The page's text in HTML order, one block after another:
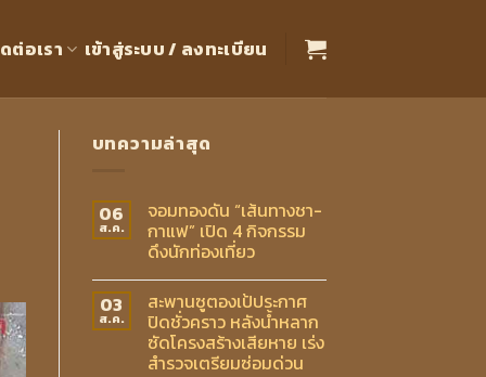
ต่อเรา เข้าสู่ระบบ / ลงทะเบียน
บทความล่าสุด
06
ส.ค.
จอมทองดัน “เส้นทางชา-
กาแฟ” เปิด 4 กิจกรรม
ดึงนักท่องเที่ยว
03
ส.ค.
สะพานซูตองเป้ประกาศ
ปิดชั่วคราว หลังน้ำหลาก
ซัดโครงสร้างเสียหาย เร่ง
สำรวจเตรียมซ่อมด่วน